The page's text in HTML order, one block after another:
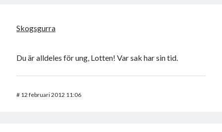
Skogsgurra
Du är alldeles för ung, Lotten! Var sak har sin tid.
# 12 februari 2012 11:06